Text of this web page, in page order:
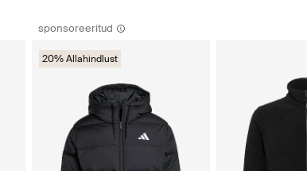
sponsoreeritud
20% Allahindlust